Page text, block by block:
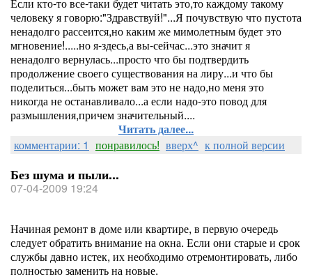
человеку я говорю:"Здравствуй!"...Я почувствую что пустота
ненадолго рассеится,но каким же мимолетным будет это
мгновение!.....но я-здесь,а вы-сейчас...это значит я
ненадолго вернулась...просто что бы подтвердить
продолжение своего существования на лиру...и что бы
поделиться...быть может вам это не надо,но меня это
никогда не останавливало...а если надо-это повод для
размышления,причем значительный....
Читать далее...
комментарии: 1 понравилось! вверх^ к полной версии
Без шума и пыли...
07-04-2009 19:24
Начиная ремонт в доме или квартире, в первую очередь
следует обратить внимание на окна. Если они старые и срок
службы давно истек, их необходимо отремонтировать, либо
полностью заменить на новые.